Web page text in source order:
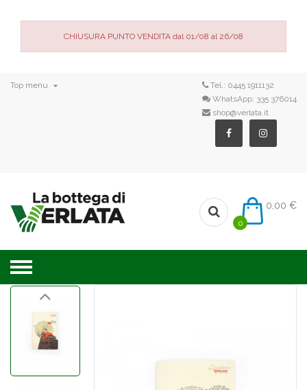
CHIUSURA PUNTO VENDITA dal 01/08 al 26/08
Top menu  Tel.: 0445 1911132
WhatsApp: 335 376014
shop@verlata.it
0,00 €
0